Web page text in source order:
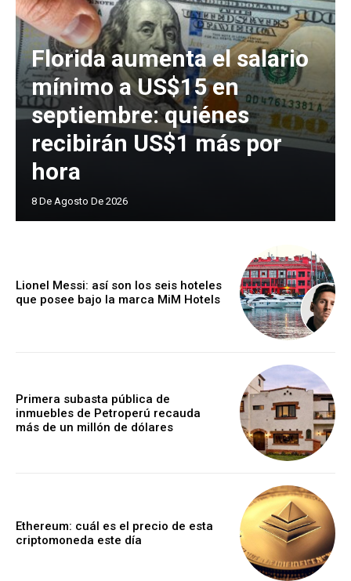
Florida aumenta el salario
mínimo a US$15 en
septiembre: quiénes
recibirán US$1 más por
hora
8 De Agosto De 2026
Lionel Messi: así son los seis hoteles
que posee bajo la marca MiM Hotels
Primera subasta pública de
inmuebles de Petroperú recauda
más de un millón de dólares
Ethereum: cuál es el precio de esta
criptomoneda este día